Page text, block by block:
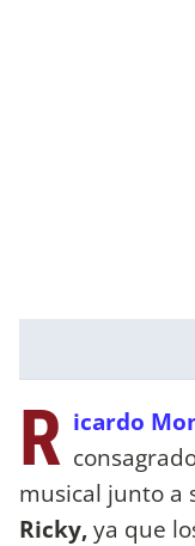
R icardo
musical junto a
Ricky,ya que